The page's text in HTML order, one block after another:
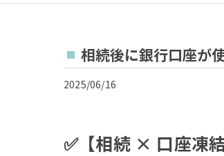
相続後に銀行口座が
2025/06/16
✅【相続 × 口座凍結